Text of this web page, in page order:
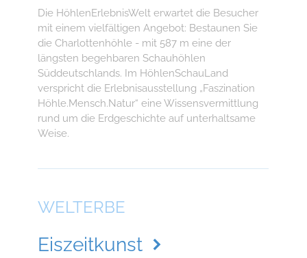
Die HöhlenErlebnisWelt erwartet die Besucher
mit einem vielfältigen Angebot: Bestaunen Sie
die Charlottenhöhle - mit 587 m eine der
längsten begehbaren Schauhöhlen
Süddeutschlands. Im HöhlenSchauLand
verspricht die Erlebnisausstellung „Faszination
Höhle.Mensch.Natur“ eine Wissensvermittlung
rund um die Erdgeschichte auf unterhaltsame
Weise.
WELTERBE
Eiszeitkunst